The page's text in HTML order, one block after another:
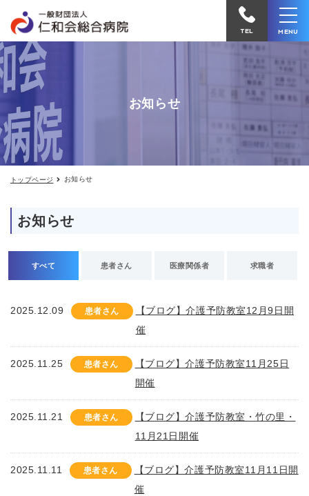
せ
病
院
電
TEL MENU
お知らせ
トップページ お知らせ
お知らせ
すべて 患者さん 医療関係者 求職者
2025.12.09 患者さん
【ブログ】介護予防教室12月9日開
催
2025.11.25 患者さん
【ブログ】介護予防教室11月25日
開催
2025.11.21 患者さん
【ブログ】介護予防教室・竹の里・
11月21日開催
2025.11.11 患者さん
【ブログ】介護予防教室11月11日開
催